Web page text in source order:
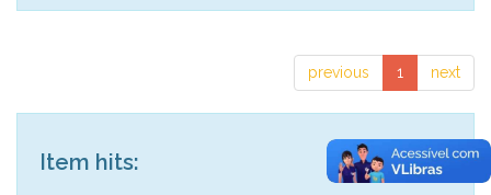
previous 1 next
Item hits: